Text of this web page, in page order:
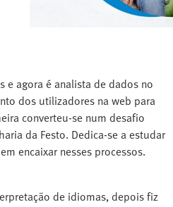
e agora é analista de dados no
dos utilizadores na web para
converteu-se num desafio
da Festo. Dedica-se a estudar
encaixar nesses processos.
de idiomas, depois fiz